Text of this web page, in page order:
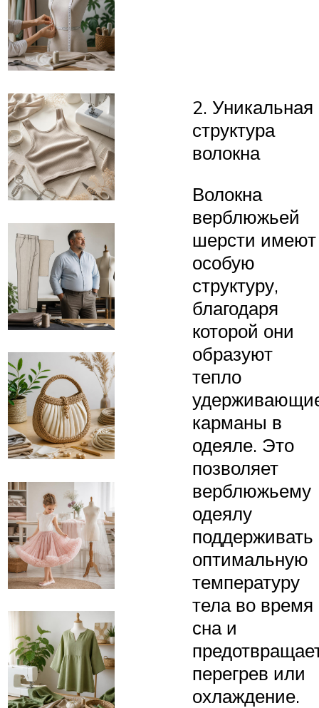
2. Уникальная
структура
волокна
Волокна
верблюжьей
шерсти имеют
особую
структуру,
благодаря
которой они
образуют
тепло
карманы в
одеяле. Это
позволяет
верблюжьему
одеялу
поддерживать
оптимальную
температуру
тела во время
сна и
перегрев или
охлаждение.